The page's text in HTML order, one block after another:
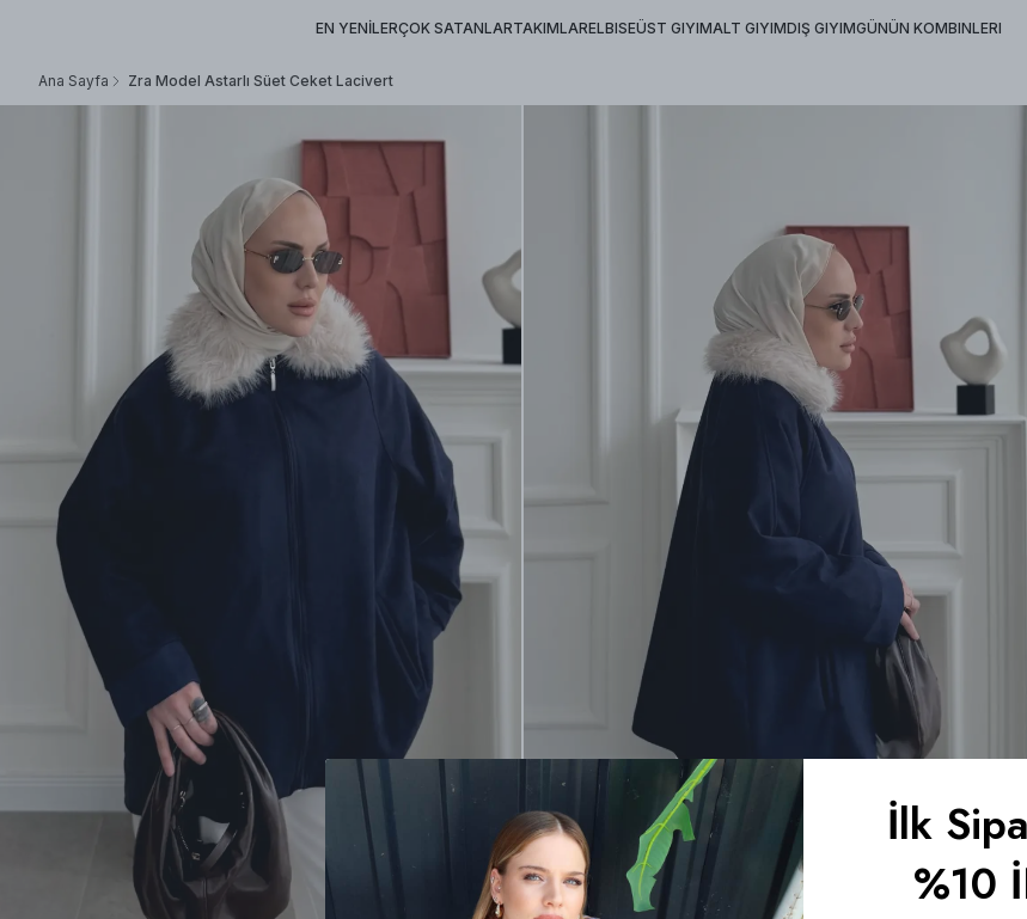
EN YENİLERÇOK SATANLARTAKIMLARELBISEÜST GIYIMALT GIYIMDIŞ GIYIMGÜNÜN KOMBINLERI
Ana Sayfa Zra Model Astarlı Süet Ceket Lacivert
İlk
%10